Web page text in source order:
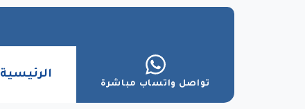
تواصل واتساب مباشرة
الرئيسية